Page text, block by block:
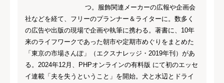
つ。服飾関連メーカーの広報や企画会
社などを経て、フリーのプランナー＆ライターに。数多く
の広告や出版の現場で企画や執筆に携わる。著書に、10年
来のライフワークであった朝市や定期市めぐりをまとめた
「東京の市場さんぽ」（エクスナレッジ・2019年刊）があ
る。2024年12月、PHPオンラインの有料版 にて初のエッセ
イ連載「夫を失うということ」を開始。犬と水辺とドライ